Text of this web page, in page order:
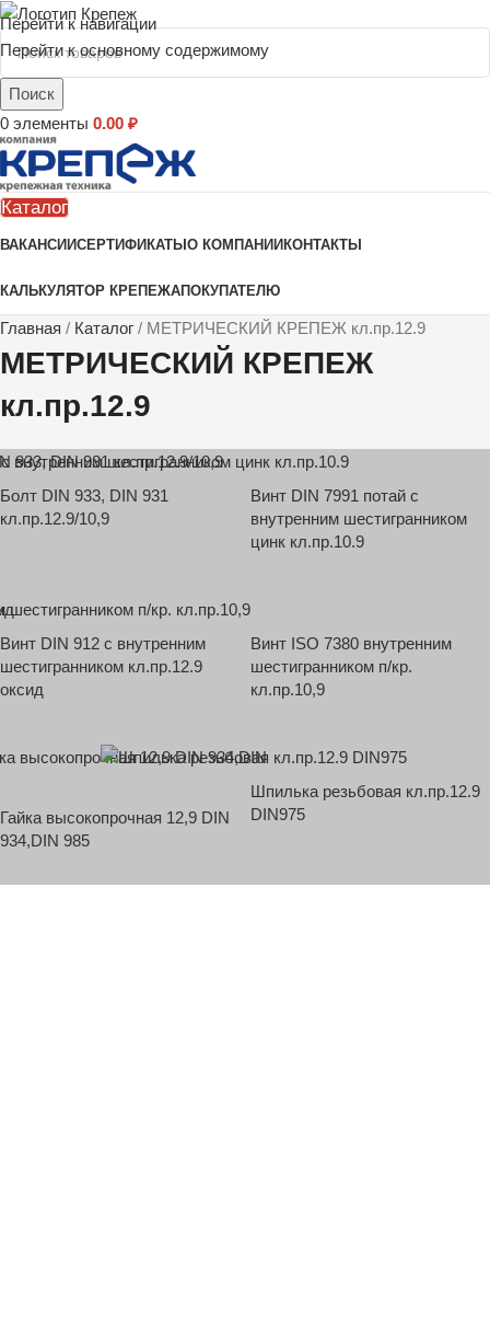
Перейти к навигации
Перейти к основному содержимому
Поиск
0 элементы 0.00 ₽
Каталог
ВАКАНСИИСЕРТИФИКАТЫ О КОМПАНИИ КОНТАКТЫ
КАЛЬКУЛЯТОР КРЕПЕЖАПОКУПАТЕЛЮ
Главная / Каталог / МЕТРИЧЕСКИЙ КРЕПЕЖ кл.пр.12.9
МЕТРИЧЕСКИЙ КРЕПЕЖ
кл.пр.12.9
Болт DIN 933, DIN 931
кл.пр.12.9/10,9
Винт DIN 7991 потай с
внутренним шестигранником
цинк кл.пр.10.9
Винт DIN 912 с внутренним
шестигранником кл.пр.12.9
оксид
Винт ISO 7380 внутренним
шестигранником п/кр.
кл.пр.10,9
Гайка высокопрочная 12,9 DIN
934,DIN 985
Шпилька резьбовая кл.пр.12.9
DIN975